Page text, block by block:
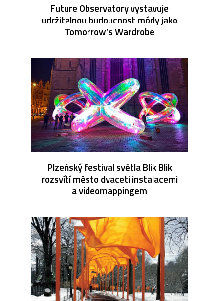
Future Observatory vystavuje
udržitelnou budoucnost módy jako
Tomorrow’s Wardrobe
Plzeňský festival světla Blik Blik
rozsvítí město dvaceti instalacemi
a videomappingem